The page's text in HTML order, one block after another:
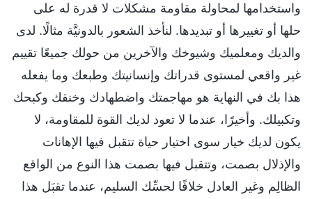
واستخدامها لمحاولة مقاومة مشكلات لا قدرة له على
حلها أو تغييرها أو تبديدها. لنأخذ الشعور بالدونيَّة مثالًا. لدى
والديك ومعلميك وشيوخك والآخرين من حولك جميعًا تقييم
غير واقعي لمستوى قدراتك وإنسانيتك وطبعك وما يفعله
هذا بك في النهاية هو مهاجمتك واضطهادك وخنقك وكبحك
وتكبيلك. وأخيرًا، عندما لا تعود لديك القوة للمقاومة، لا
يكون لديك خيار سوى اختيار حياة تتقبل فيها الإهانات
والإذلال بصمت، وتتقبل فيها بصمت هذا النوع من الواقع
الظالِم وغير العادل خلافًا لحسِّك السليم، عندما تقبَل هذا